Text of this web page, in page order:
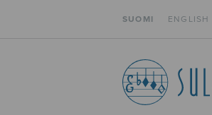
SUOMI ENGLISH